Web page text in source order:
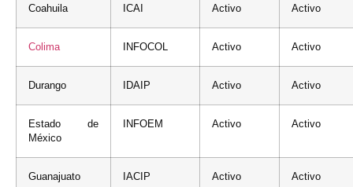
Coahuila ICAI Activo Activo
Colima INFOCOL Activo Activo
Durango IDAIP Activo Activo
Estado de
México
INFOEM Activo Activo
Guanajuato IACIP Activo Activo